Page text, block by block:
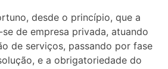
desde o princípio, que a
de empresa privada, atuando
de serviços, passando por fase
e a obrigatoriedade do